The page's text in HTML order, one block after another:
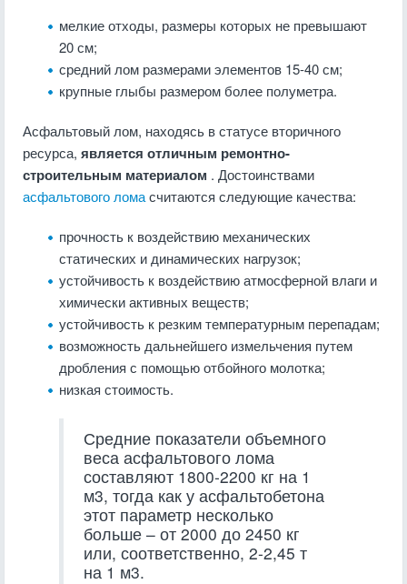
мелкие отходы, размеры которых не превышают
20 см;
средний лом размерами элементов 15-40 см;
крупные глыбы размером более полуметра.
Асфальтовый лом, находясь в статусе вторичного
ресурса, является отличным ремонтно-
строительным материалом . Достоинствами
асфальтового ломасчитаются следующие качества:
прочность к воздействию механических
статических и динамических нагрузок;
устойчивость к воздействию атмосферной влаги и
химически активных веществ;
устойчивость к резким температурным перепадам;
возможность дальнейшего измельчения путем
дробления с помощью отбойного молотка;
низкая стоимость.
Средние показатели объемного
веса асфальтового лома
составляют 1800-2200 кг на 1
м3, тогда как у асфальтобетона
этот параметр несколько
больше – от 2000 до 2450 кг
или, соответственно, 2-2,45 т
на 1 м3.